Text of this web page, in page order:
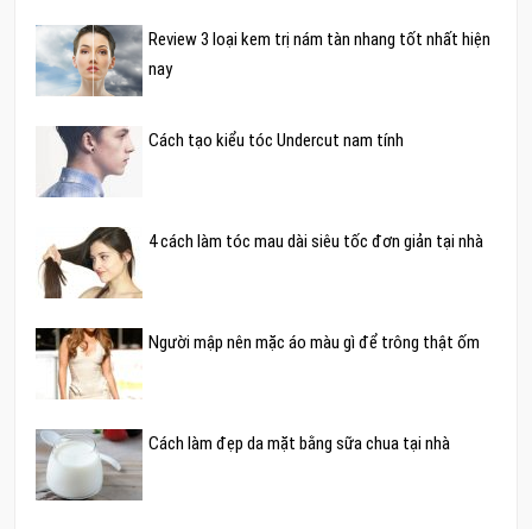
Review 3 loại kem trị nám tàn nhang tốt nhất hiện
nay
Cách tạo kiểu tóc Undercut nam tính
4 cách làm tóc mau dài siêu tốc đơn giản tại nhà
Người mập nên mặc áo màu gì để trông thật ốm
Cách làm đẹp da mặt bằng sữa chua tại nhà